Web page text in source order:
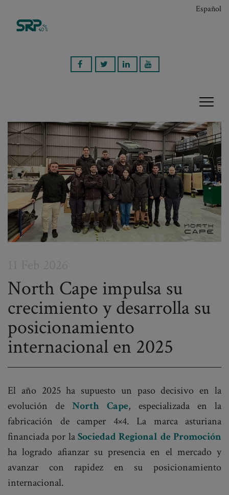
North Cape impulsa su
crecimiento y desarrolla su
posicionamiento
internacional en 2025
El año 2025 ha supuesto un paso decisivo en la
evolución de North Cape, especializada en la
fabricación de camper 4×4. La marca asturiana
financiada por laSociedad Regional de Promoción
ha logrado afianzar su presencia en el mercado y
avanzar con rapidez en su posicionamiento
internacional.
Post
navigation
Español